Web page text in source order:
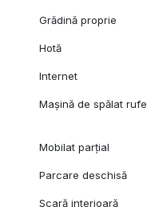
Grădină proprie
Hotă
Internet
Mașină de spălat rufe
Mobilat parțial
Parcare deschisă
Scară interioară